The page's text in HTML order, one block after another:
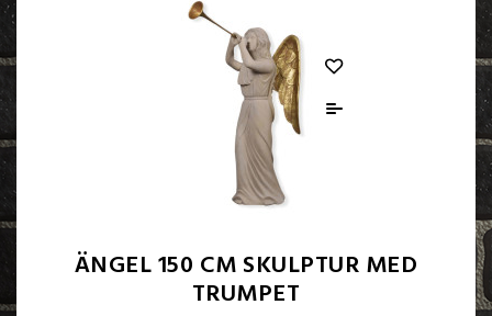
ÄNGEL 150 CM SKULPTUR MED
TRUMPET